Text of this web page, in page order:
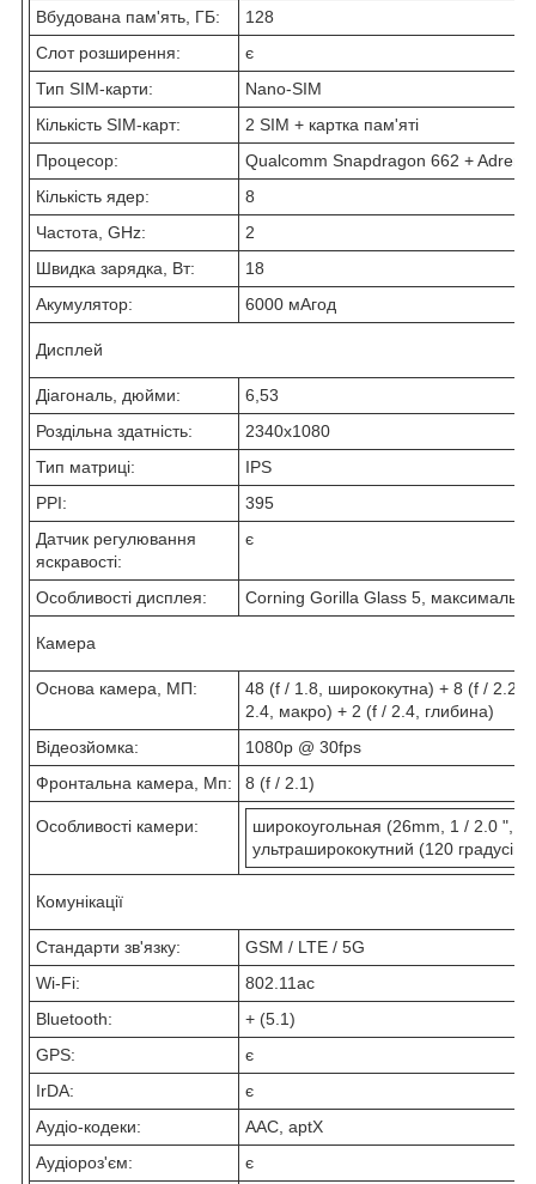
Вбудована пам'ять, ГБ:
128
Слот розширення:
є
Тип SIM-карти:
Nano-SIM
Кількість SIM-карт:
2 SIM + картка пам'яті
Процесор:
Qualcomm Snapdragon 662 +
Кількість ядер:
8
Частота, GHz:
2
Швидка зарядка, Вт:
18
Акумулятор:
6000 мАгод
Дисплей
Діагональ, дюйми:
6,53
Роздільна здатність:
2340x1080
Тип матриці:
IPS
PPI:
395
Датчик регулювання
яскравості:
є
Особливості дисплея: Corning Gorilla Glass 5, максимальна
Камера
Основа камера, МП:
48 (f / 1.8, ширококутна) + 8 (f / 2.2,
2.4, макро) + 2 (f / 2.4, глибина)
Відеозйомка:
1080p @ 30fps
Фронтальна камера, Мп:
8 (f / 2.1)
Особливості камери:
широкоугольная (26mm, 1 / 2.0 ",
ультраширококутний (120
Комунікації
Стандарти зв'язку:
GSM / LTE / 5G
Wi-Fi:
802.11ac
Bluetooth:
+ (5.1)
GPS:
є
IrDA:
є
Аудіо-кодеки:
AAC, aptX
Аудіороз'єм:
є